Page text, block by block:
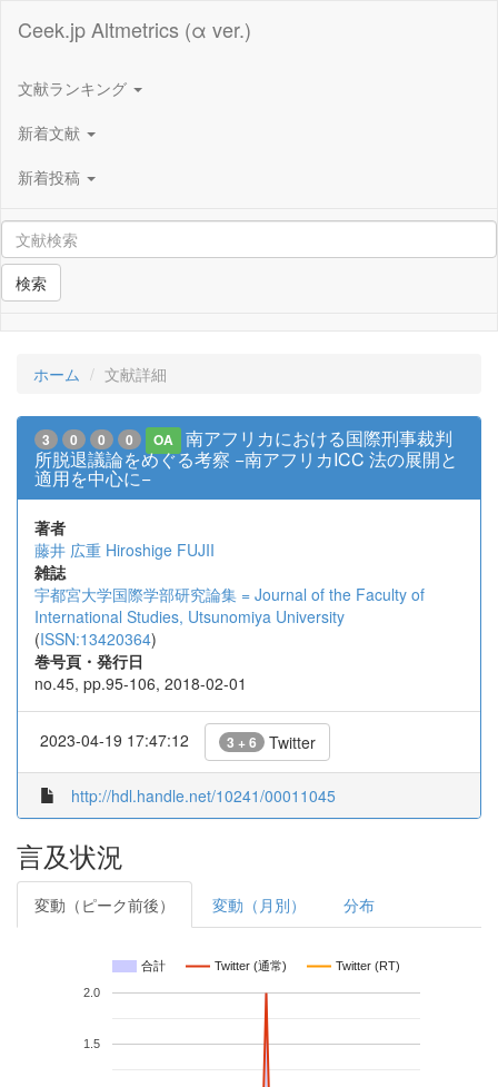
Ceek.jp Altmetrics (α ver.)
文献ランキング
新着文献
新着投稿
検索
ホーム 文献詳細
3 0 0 0 OA
南アフリカにおける国際刑事裁判
所脱退議論をめぐる考察 −南アフリカICC 法の展開と
適用を中心に−
著者
藤井 広重 Hiroshige FUJII
雑誌
宇都宮大学国際学部研究論集 = Journal of the Faculty of
International Studies, Utsunomiya University
(ISSN:13420364)
巻号頁・発行日
no.45, pp.95-106, 2018-02-01
2023-04-19 17:47:12 3 + 6 Twitter
http://hdl.handle.net/10241/00011045
言及状況
変動（ピーク前後） 変動（月別） 分布
合計 Twitter (通常) Twitter (RT)
1.5
2.0